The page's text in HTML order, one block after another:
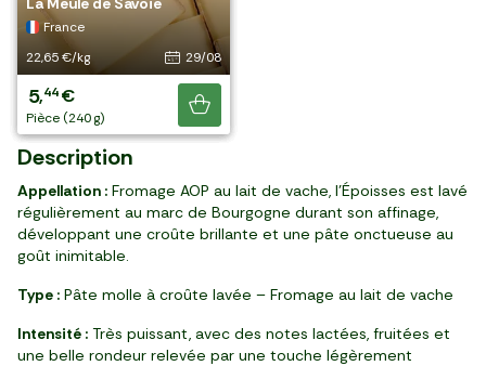
France
24,95 €/kg
24/08
5,49€
pièce (220 g)
Belgique
16,95 €/kg
31/08
3,39€
pièce (200 g)
France
33,24 €/kg
29/08
3,49€
3 pièces (105 g)
France
16,91 €/kg
22/08
3,89€
pièce (230 g)
France
22,65 €/kg
29/08
5,44€
pièce (240 g)
a plus, il y en a
encore !
Je découvre
Description
Appellation : Fromage AOP au lait de vache, l’Époisses est lavé
régulièrement au marc de Bourgogne durant son affinage,
développant une croûte brillante et une pâte onctueuse au
goût inimitable.
Type : Pâte molle à croûte lavée – Fromage au lait de vache
Intensité : Très puissant, avec des notes lactées, fruitées et
une belle rondeur relevée par une touche légèrement